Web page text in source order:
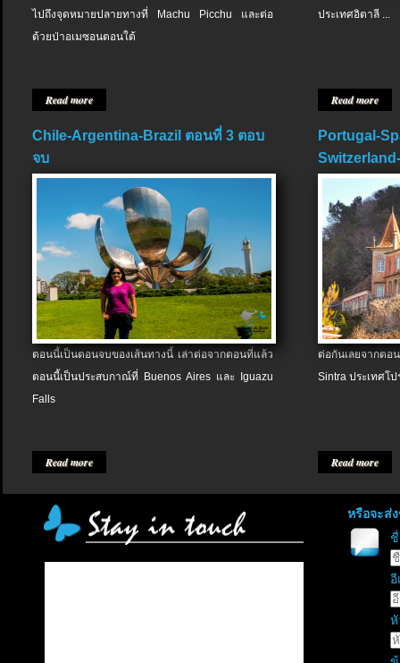
ไปถึงจุดหมายปลายทางที่ Machu Picchu และต่อ
ด้วยป่าอเมซอนตอนใต้
Read more
ประเทศอิตาลี ...
Read more
Chile-Argentina-Brazil ตอนที่ 3 ตอบ
จบ
ตอนนี้เป็นตอนจบของเส้นทางนี้ เล่าต่อจากตอนที่แล้ว
ตอนนี้เป็นประสบกาณ์ที่ Buenos Aires และ Iguazu
Falls
Read more
Portugal-
ต่อกันเลยจากต
Sintra ประเทศโป
Read more
หรือจะส่
อี
หั